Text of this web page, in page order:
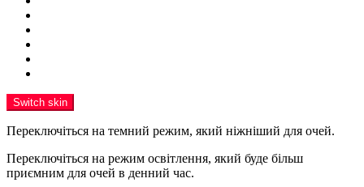
Switch skin
Переключіться на темний режим, який ніжніший для очей.
Переключіться на режим освітлення, який буде більш
приємним для очей в денний час.